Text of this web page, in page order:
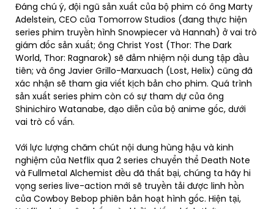
Đáng chú ý, đội ngũ sản xuất của bộ phim có ông Marty
Adelstein, CEO của Tomorrow Studios (đang thực hiện
series phim truyền hình Snowpiecer và Hannah) ở vai trò
giám đốc sản xuất; ông Christ Yost (Thor: The Dark
World, Thor: Ragnarok) sẽ đảm nhiệm nội dung tập đầu
tiên; và ông Javier Grillo-Marxuach (Lost, Helix) cũng đã
xác nhận sẽ tham gia viết kịch bản cho phim. Quá trình
sản xuất series phim còn có sự tham dự của ông
Shinichiro Watanabe, đạo diễn của bộ anime gốc, dưới
vai trò cố vấn.
Với lực lượng chăm chút nội dung hùng hậu và kinh
nghiệm của Netflix qua 2 series chuyển thể Death Note
và Fullmetal Alchemist đều đã thất bại, chúng ta hãy hi
vọng series live-action mới sẽ truyền tải được linh hồn
của Cowboy Bebop phiên bản hoạt hình gốc. Hiện tại,